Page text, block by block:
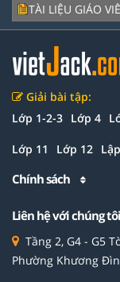
TÀI LIỆU GIÁO
Giải bài tập:
Lớp 1-2-3 Lớp 4
Lớp 11 Lớp 12
Chính sách
Liên hệ với chúng tôi
Tầng 2, G4 - G5
Phường Khương